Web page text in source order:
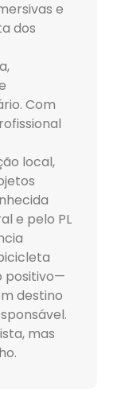
e
dos
Com
local,
e pelo PL
positivo—
destino
mas